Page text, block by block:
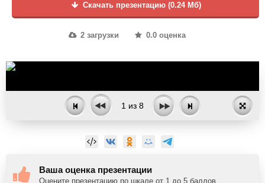
Скачать презентацию (0.24 Мб)
2 загрузки 0.0 оценка
1 из 8
Ваша оценка презентации
Оцените презентацию по шкале от 1 до 5 баллов